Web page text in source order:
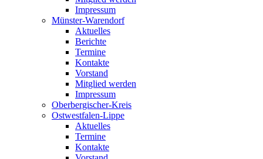
Impressum
Münster-Warendorf
Aktuelles
Berichte
Termine
Kontakte
Vorstand
Mitglied werden
Impressum
Oberbergischer-Kreis
Ostwestfalen-Lippe
Aktuelles
Termine
Kontakte